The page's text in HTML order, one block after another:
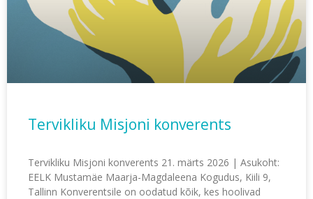
Tervikliku Misjoni konverents
Tervikliku Misjoni konverents 21. märts 2026 | Asukoht:
EELK Mustamäe Maarja-Magdaleena Kogudus, Kiili 9,
Tallinn Konverentsile on oodatud kõik, kes hoolivad